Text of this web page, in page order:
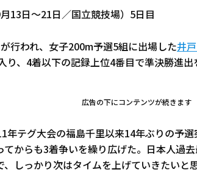
13日～21日／国立競技場）5日目
行われ、女子200m予選5組に出場した井
、4着以下の記録上位4番目で準決勝進出
広告の下にコンテンツが続きます
年テグ大会の福島千里以来14年ぶりの予
てからも3着争いを繰り広げた。日本人過
しっかり次はタイムを上げていきたいと